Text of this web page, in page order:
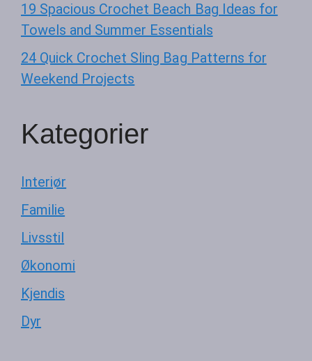
19 Spacious Crochet Beach Bag Ideas for
Towels and Summer Essentials
24 Quick Crochet Sling Bag Patterns for
Weekend Projects
Kategorier
Interiør
Familie
Livsstil
Økonomi
Kjendis
Dyr